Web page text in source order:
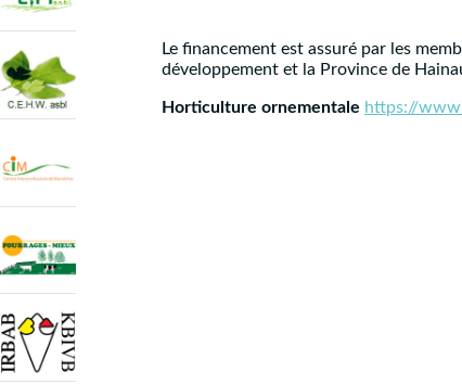
Le financement est assuré par les
développement et la Province de
Horticulture ornementale https://